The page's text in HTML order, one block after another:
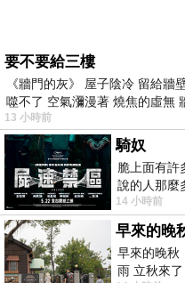
要不要給三樓
《牆門的灰》 屋子陰冷 留給牆
噬不了 空氣瀰漫著 燒焦的虛無
13 小時前
騎奴
脆上面有許
說的人那麼
了一個問題
14 小時前
早來的晚
早來的晚
雨 立秋來